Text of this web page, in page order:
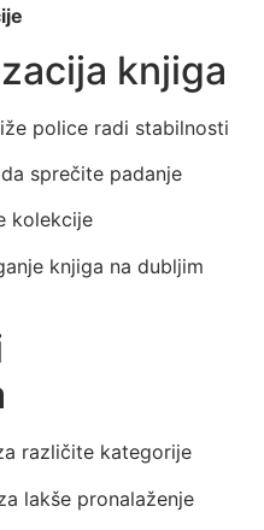
knjiga
police radi stabilnosti
sprečite padanje
kolekcije
knjiga na dubljim
različite kategorije
lakše pronalaženje